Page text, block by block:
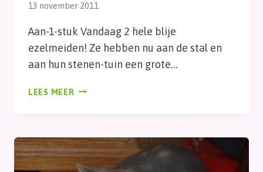
13 november 2011
Aan-1-stuk Vandaag 2 hele blije
ezelmeiden! Ze hebben nu aan de stal en
aan hun stenen-tuin een grote…
LEES MEER DAG
STUK